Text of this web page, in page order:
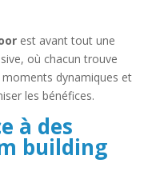
est avant tout une
où chacun trouve
moments dynamiques et
les bénéfices.
à des
building